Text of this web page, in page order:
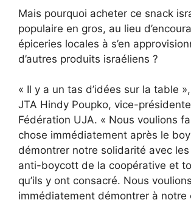
Mais pourquoi acheter ce snack
populaire en gros, au lieu
épiceries locales à s’en
d’autres produits israéliens ?
« Il y a un tas d’idées sur la table
JTA Hindy Poupko, vice-
Fédération UJA. « Nous voulions
chose immédiatement après le
démontrer notre solidarité avec
anti-boycott de la coopérative et
qu’ils y ont consacré. Nous voulions
immédiatement démontrer à notre